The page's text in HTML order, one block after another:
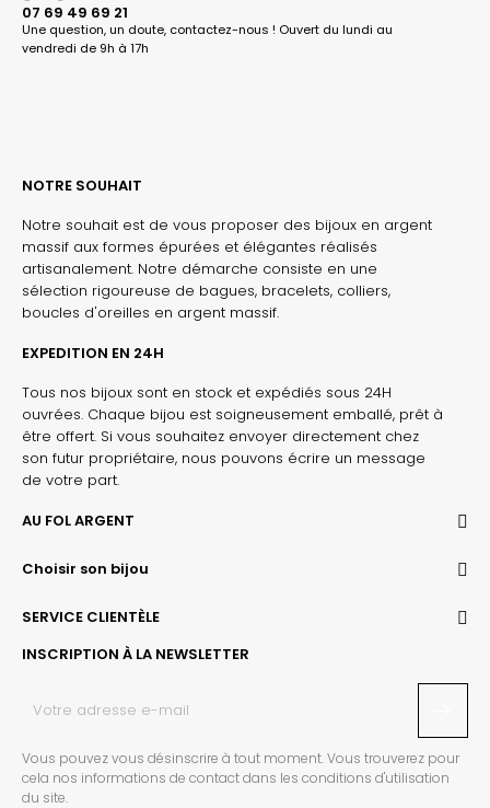
07 69 49 69 21
Une question, un doute, contactez-nous ! Ouvert du lundi au
vendredi de 9h à 17h
NOTRE SOUHAIT
Notre souhait est de vous proposer des bijoux en argent
massif aux formes épurées et élégantes réalisés
artisanalement. Notre démarche consiste en une
sélection rigoureuse de bagues, bracelets, colliers,
boucles d'oreilles en argent massif.
EXPEDITION EN 24H
Tous nos bijoux sont en stock et expédiés sous 24H
ouvrées. Chaque bijou est soigneusement emballé, prêt à
être offert. Si vous souhaitez envoyer directement chez
son futur propriétaire, nous pouvons écrire un message
de votre part.
AU FOL ARGENT
Choisir son bijou
SERVICE CLIENTÈLE
INSCRIPTION À LA NEWSLETTER
Vous pouvez vous désinscrire à tout moment. Vous trouverez pour
cela nos informations de contact dans les conditions d'utilisation
du site.